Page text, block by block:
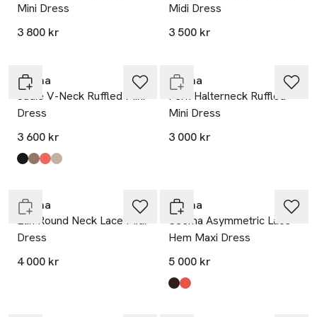
Mini Dress
3 800 kr
Midi Dress
3 500 kr
Malina
Jadie V-Neck Ruffled Mini
Dress
3 600 kr
Produkten finns i färgerna:
Black,
Taupe,
Coral,
Shaded Dot
Nyhet
Malina
Fern Halterneck Ruffled
Mini Dress
3 000 kr
Nyhet
Malina
Elin Round Neck Lace Midi
Dress
4 000 kr
Malina
Seema Asymmetric Lace
Hem Maxi Dress
5 000 kr
Produkten finns i färgerna:
Dark Brown
Coral